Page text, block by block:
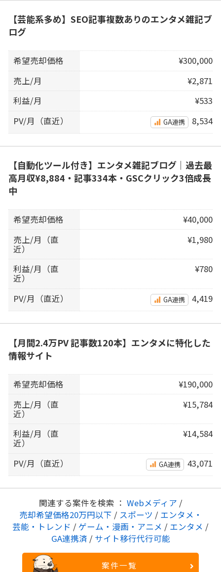
【芸能系多め】SEO記事複数ありのエンタメ雑記ブ
ログ
希望売却価格
¥300,000
売上/月
¥2,871
利益/月
¥533
PV/月（直近）
GA連携 8,534
【自動化ツール付き】エンタメ雑記ブログ｜過去最
高月収¥8,884・記事334本・GSCクリック3倍成長
中
希望売却価格
¥40,000
売上/月（直
近）
¥1,980
利益/月（直
近）
¥780
PV/月（直近） GA連携 4,419
【月間2.4万PV 記事数120本】エンタメに特化した
情報サイト
希望売却価格
¥190,000
売上/月（直
近）
¥15,784
利益/月（直
近）
¥14,584
PV/月（直近） GA連携 43,071
関連する案件を検索 ： Webメディア /
売却希望価格20万円以下 / スポーツ / エンタメ・
芸能・トレンド / ゲーム・漫画・アニメ / エンタメ /
GA連携済 / サイト移行代行可能
案件一覧